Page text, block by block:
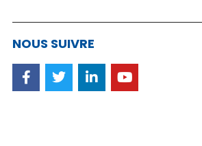
NOUS SUIVRE